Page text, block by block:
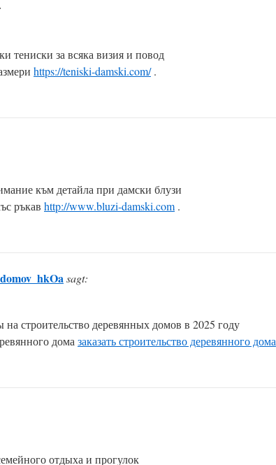
тениски за всяка визия и повод
https://teniski-damski.com/.
към детайла при дамски блузи
ръкав http://www.bluzi-damski.com .
sagt:
строительство деревянных домов в 2025 году
дома заказать строительство деревянного дома
отдыха и прогулок